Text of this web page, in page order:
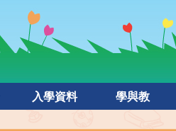
入學資料 學與教